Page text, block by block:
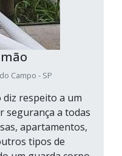
Campo - SP
respeito a um
a todas
apartamentos,
tipos de